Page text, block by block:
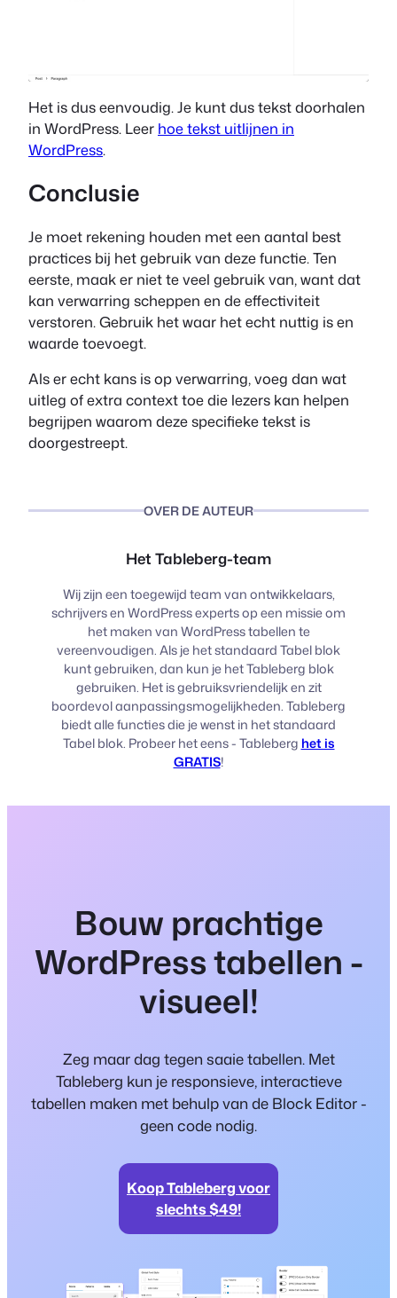
Het is dus eenvoudig. Je kunt dus tekst doorhalen
in WordPress. Leer hoe tekst uitlijnen in
WordPress.
Conclusie
Je moet rekening houden met een aantal best
practices bij het gebruik van deze functie. Ten
eerste, maak er niet te veel gebruik van, want dat
kan verwarring scheppen en de effectiviteit
verstoren. Gebruik het waar het echt nuttig is en
waarde toevoegt.
Als er echt kans is op verwarring, voeg dan wat
uitleg of extra context toe die lezers kan helpen
begrijpen waarom deze specifieke tekst is
doorgestreept.
OVER DE AUTEUR
Het Tableberg-team
Wij zijn een toegewijd team van ontwikkelaars,
schrijvers en WordPress experts op een missie om
het maken van WordPress tabellen te
vereenvoudigen. Als je het standaard Tabel blok
kunt gebruiken, dan kun je het Tableberg blok
gebruiken. Het is gebruiksvriendelijk en zit
boordevol aanpassingsmogelijkheden. Tableberg
biedt alle functies die je wenst in het standaard
Tabel blok. Probeer het eens - Tableberg het is
GRATIS!
Bouw prachtige
WordPress tabellen -
visueel!
Zeg maar dag tegen saaie tabellen. Met
Tableberg kun je responsieve, interactieve
tabellen maken met behulp van de Block Editor -
geen code nodig.
Koop Tableberg voor
slechts $49!